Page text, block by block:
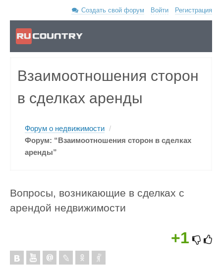
Создать свой форум Войти Регистрация
Взаимоотношения сторон
в сделках аренды
Форум о недвижимости /
Форум: “Взаимоотношения сторон в сделках
аренды”
Вопросы, возникающие в сделках с
арендой недвижимости
+1